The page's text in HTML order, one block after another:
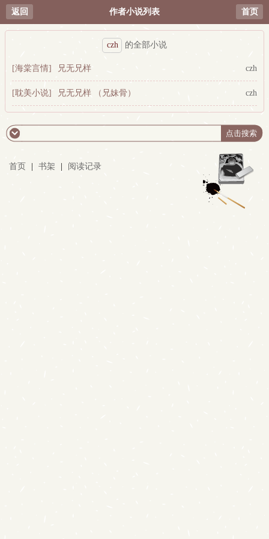
返回 作者小说列表 首页
czh 的全部小说
[海棠言情] 兄无兄样 czh
[耽美小说] 兄无兄样 （兄妹骨） czh
首页 书架 阅读记录